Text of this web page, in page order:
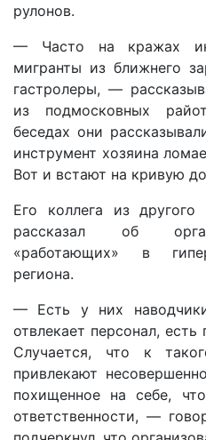
рулонов.
— Часто на кражах
мигранты из ближнего
гастролеры, —
из подмосковных
беседах они
инструмент хозяина
Вот и встают на кривую
Его коллега из другого
рассказал об
«работающих» в
региона.
— Есть у них
отвлекает персонал, есть
Случается, что к
привлекают
похищенное на себе,
ответственности, —